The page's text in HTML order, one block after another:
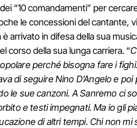
“10 comandamenti” per
le concessioni del cantante,
è arrivato in difesa della sua
corso della sua lunga carriera. “
perché bisogna fare i
di seguire Nino D’Angelo e
le sue canzoni. A Sanremo ci
e testi impegnati. Ma io gli
di altri tempi. Chi non